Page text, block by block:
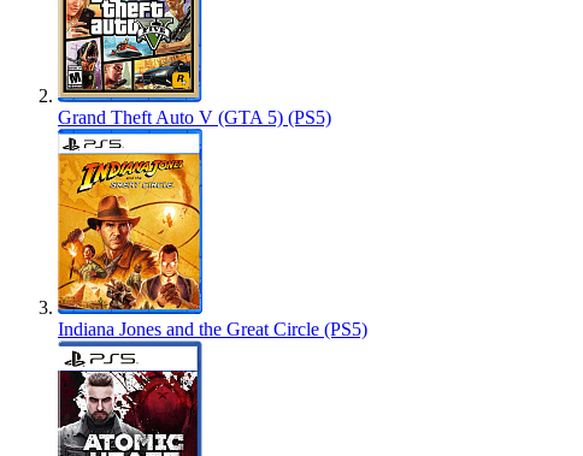
Grand Theft Auto V (GTA 5) (PS5)
Indiana Jones and the Great Circle (PS5)